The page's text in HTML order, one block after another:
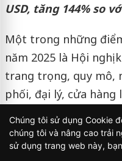
USD, tăng 144% so
Một trong những
năm 2025 là Hội nghị
trang trọng, quy mô,
phối, đại lý, cửa
thành xuất sắc kế
trường, đồng thời tri
đồng hành cùng
Chúng tôi sử dụng Cookie
chúng tôi và nâng cao trải
sử dụng trang web này,